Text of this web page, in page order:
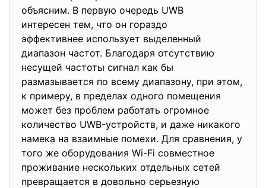
объясним. В первую очередь UWB
интересен тем, что он гораздо
эффективнее использует выделенный
диапазон частот. Благодаря отсутствию
несущей частоты сигнал как бы
размазывается по всему диапазону, при этом,
к примеру, в пределах одного помещения
может без проблем работать огромное
количество UWB-устройств, и даже никакого
намека на взаимные помехи. Для сравнения, у
того же оборудования Wi-Fi совместное
проживание нескольких отдельных сетей
превращается в довольно серьезную